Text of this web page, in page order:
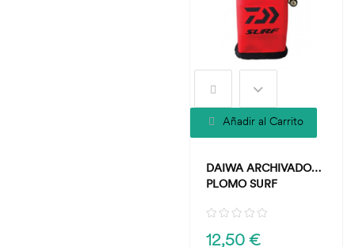
Añadir al Carrito
DAIWA ARCHIVADOR
PLOMO SURF
12,50 €